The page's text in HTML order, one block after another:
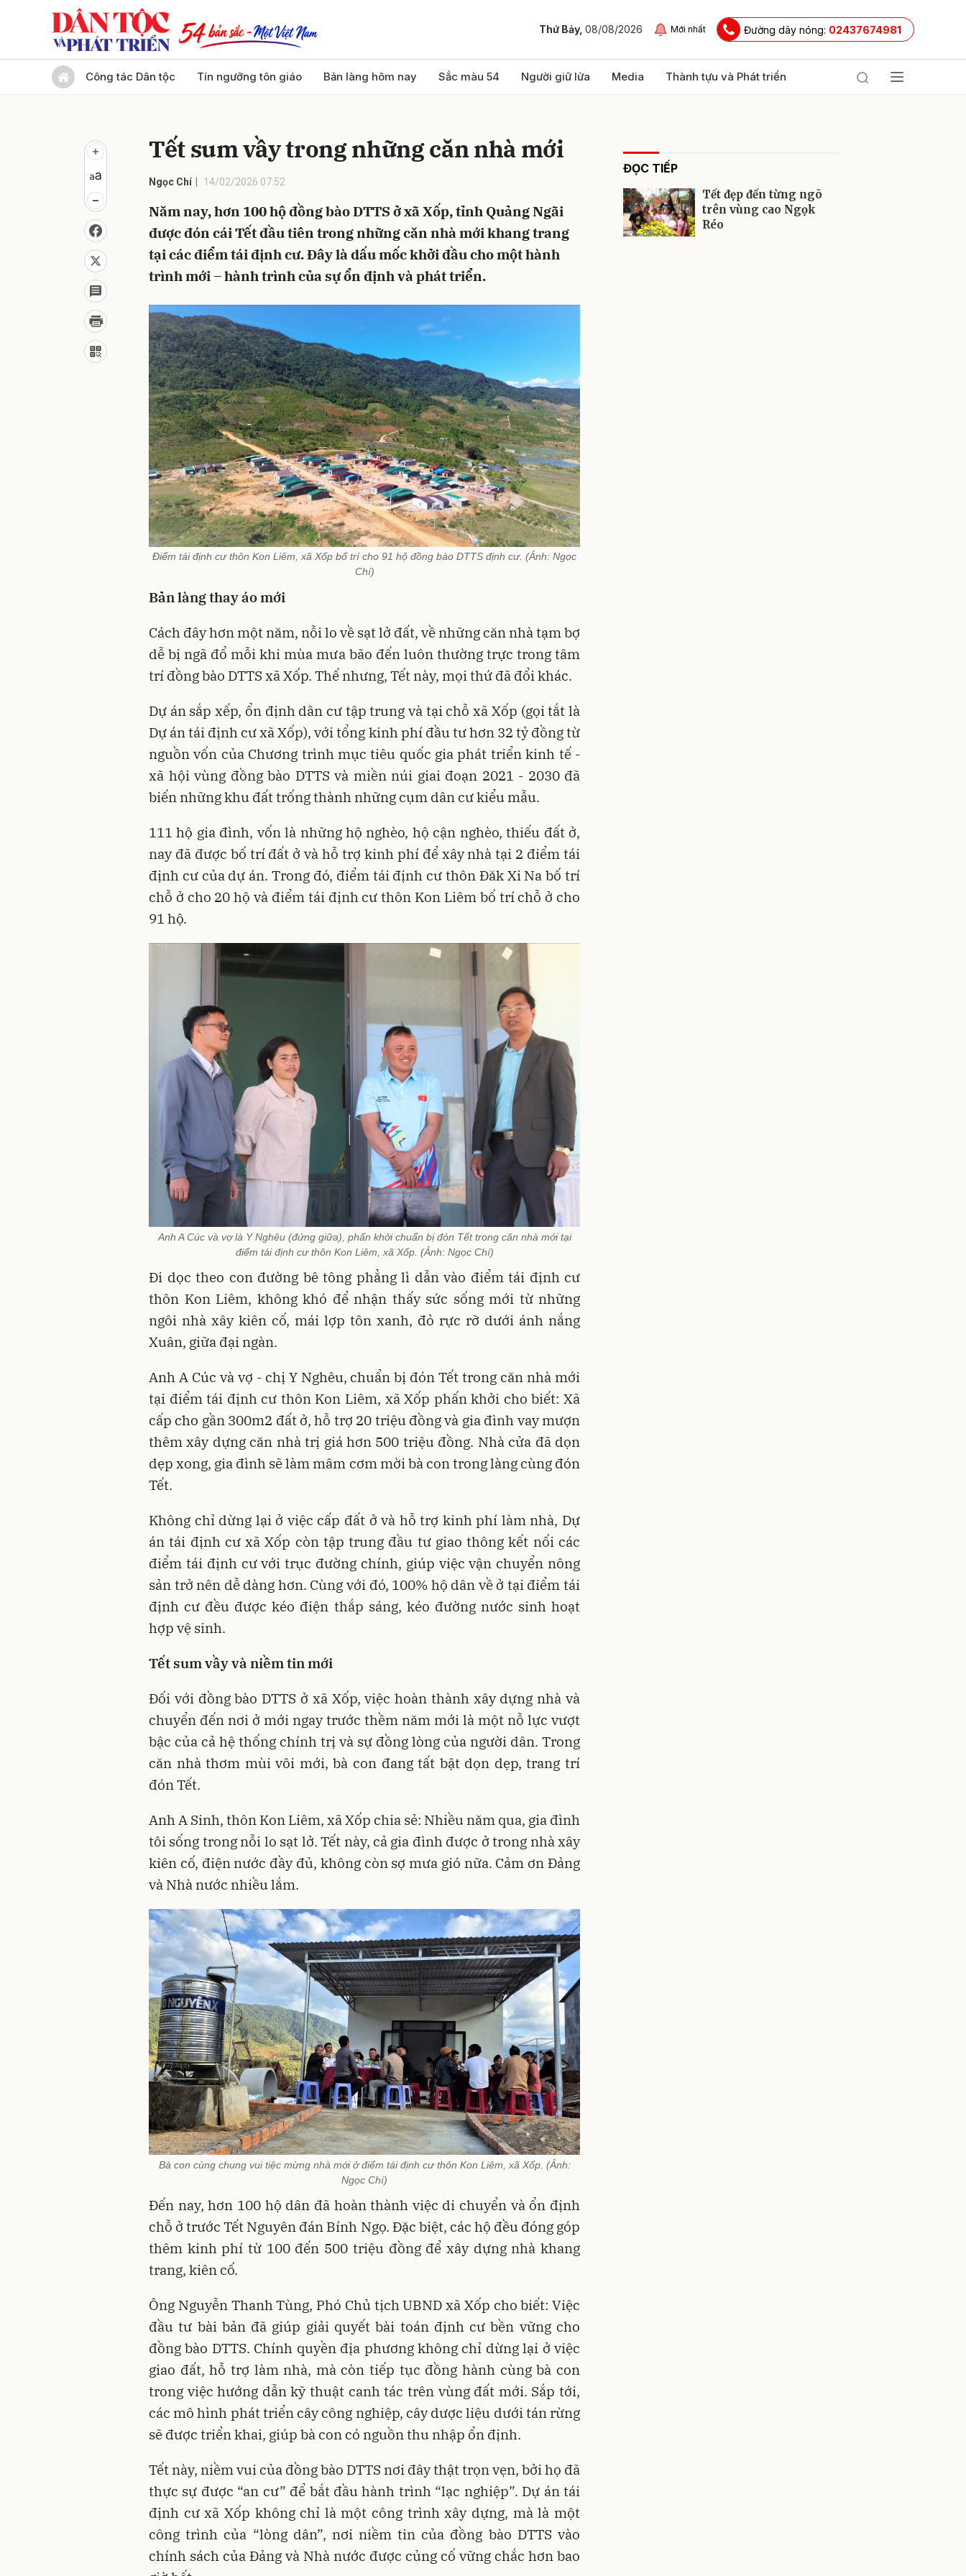
Thứ Bảy, 08/08/2026 Mới nhất Đường dây nóng: 02437674981
Công tác Dân tộc Tín ngưỡng tôn giáo Bản làng hôm nay Sắc màu 54 Người giữ lửa Media Thành tựu và Phát triển
Tết sum vầy trong những căn nhà mới
Ngọc Chí 14/02/2026 07:52
Năm nay, hơn 100 hộ đồng bào DTTS ở xã Xốp, tỉnh Quảng Ngãi
được đón cái Tết đầu tiên trong những căn nhà mới khang trang
tại các điểm tái định cư. Đây là dấu mốc khởi đầu cho một hành
trình mới – hành trình của sự ổn định và phát triển.
Điểm tái định cư thôn Kon Liêm, xã Xốp bố trí cho 91 hộ đồng bào DTTS định cư. (Ảnh: Ngọc
Chí)
Bản làng thay áo mới
Cách đây hơn một năm, nỗi lo về sạt lở đất, về những căn nhà tạm bợ
dễ bị ngã đổ mỗi khi mùa mưa bão đến luôn thường trực trong tâm
trí đồng bào DTTS xã Xốp. Thế nhưng, Tết này, mọi thứ đã đổi khác.
Dự án sắp xếp, ổn định dân cư tập trung và tại chỗ xã Xốp (gọi tắt là
Dự án tái định cư xã Xốp), với tổng kinh phí đầu tư hơn 32 tỷ đồng từ
nguồn vốn của Chương trình mục tiêu quốc gia phát triển kinh tế -
xã hội vùng đồng bào DTTS và miền núi giai đoạn 2021 - 2030 đã
biến những khu đất trống thành những cụm dân cư kiểu mẫu.
111 hộ gia đình, vốn là những hộ nghèo, hộ cận nghèo, thiếu đất ở,
nay đã được bố trí đất ở và hỗ trợ kinh phí để xây nhà tại 2 điểm tái
định cư của dự án. Trong đó, điểm tái định cư thôn Đăk Xi Na bố trí
chỗ ở cho 20 hộ và điểm tái định cư thôn Kon Liêm bố trí chỗ ở cho
91 hộ.
Anh A Cúc và vợ là Y Nghêu (đứng giữa), phấn khởi chuẩn bị đón Tết trong căn nhà mới tại
điểm tái định cư thôn Kon Liêm, xã Xốp. (Ảnh: Ngọc Chí)
Đi dọc theo con đường bê tông phẳng lì dẫn vào điểm tái định cư
thôn Kon Liêm, không khó để nhận thấy sức sống mới từ những
ngôi nhà xây kiên cố, mái lợp tôn xanh, đỏ rực rỡ dưới ánh nắng
Xuân, giữa đại ngàn.
Anh A Cúc và vợ - chị Y Nghêu, chuẩn bị đón Tết trong căn nhà mới
tại điểm tái định cư thôn Kon Liêm, xã Xốp phấn khởi cho biết: Xã
cấp cho gần 300m2 đất ở, hỗ trợ 20 triệu đồng và gia đình vay mượn
thêm xây dựng căn nhà trị giá hơn 500 triệu đồng. Nhà cửa đã dọn
dẹp xong, gia đình sẽ làm mâm cơm mời bà con trong làng cùng đón
Tết.
Không chỉ dừng lại ở việc cấp đất ở và hỗ trợ kinh phí làm nhà, Dự
án tái định cư xã Xốp còn tập trung đầu tư giao thông kết nối các
điểm tái định cư với trục đường chính, giúp việc vận chuyển nông
sản trở nên dễ dàng hơn. Cùng với đó, 100% hộ dân về ở tại điểm tái
định cư đều được kéo điện thắp sáng, kéo đường nước sinh hoạt
hợp vệ sinh.
Tết sum vầy và niềm tin mới
Đối với đồng bào DTTS ở xã Xốp, việc hoàn thành xây dựng nhà và
chuyển đến nơi ở mới ngay trước thềm năm mới là một nỗ lực vượt
bậc của cả hệ thống chính trị và sự đồng lòng của người dân. Trong
căn nhà thơm mùi vôi mới, bà con đang tất bật dọn dẹp, trang trí
đón Tết.
Anh A Sinh, thôn Kon Liêm, xã Xốp chia sẻ: Nhiều năm qua, gia đình
tôi sống trong nỗi lo sạt lở. Tết này, cả gia đình được ở trong nhà xây
kiên cố, điện nước đầy đủ, không còn sợ mưa gió nữa. Cảm ơn Đảng
và Nhà nước nhiều lắm.
Bà con cùng chung vui tiệc mừng nhà mới ở điểm tái định cư thôn Kon Liêm, xã Xốp. (Ảnh:
Ngọc Chí)
Đến nay, hơn 100 hộ dân đã hoàn thành việc di chuyển và ổn định
chỗ ở trước Tết Nguyên đán Bính Ngọ. Đặc biệt, các hộ đều đóng góp
thêm kinh phí từ 100 đến 500 triệu đồng để xây dựng nhà khang
trang, kiên cố.
Ông Nguyễn Thanh Tùng, Phó Chủ tịch UBND xã Xốp cho biết: Việc
đầu tư bài bản đã giúp giải quyết bài toán định cư bền vững cho
đồng bào DTTS. Chính quyền địa phương không chỉ dừng lại ở việc
giao đất, hỗ trợ làm nhà, mà còn tiếp tục đồng hành cùng bà con
trong việc hướng dẫn kỹ thuật canh tác trên vùng đất mới. Sắp tới,
các mô hình phát triển cây công nghiệp, cây dược liệu dưới tán rừng
sẽ được triển khai, giúp bà con có nguồn thu nhập ổn định.
Tết này, niềm vui của đồng bào DTTS nơi đây thật trọn vẹn, bởi họ đã
thực sự được “an cư” để bắt đầu hành trình “lạc nghiệp”. Dự án tái
định cư xã Xốp không chỉ là một công trình xây dựng, mà là một
công trình của “lòng dân”, nơi niềm tin của đồng bào DTTS vào
chính sách của Đảng và Nhà nước được củng cố vững chắc hơn bao
ĐỌC TIẾP
Tết đẹp đến từng ngõ
trên vùng cao Ngọk
Réo
Gửi bình luận
Hủy Gửi